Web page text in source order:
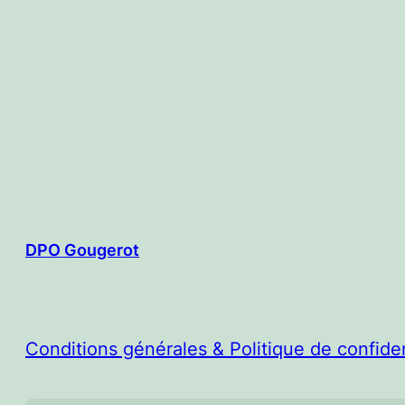
DPO Gougerot
Conditions générales & Politique de